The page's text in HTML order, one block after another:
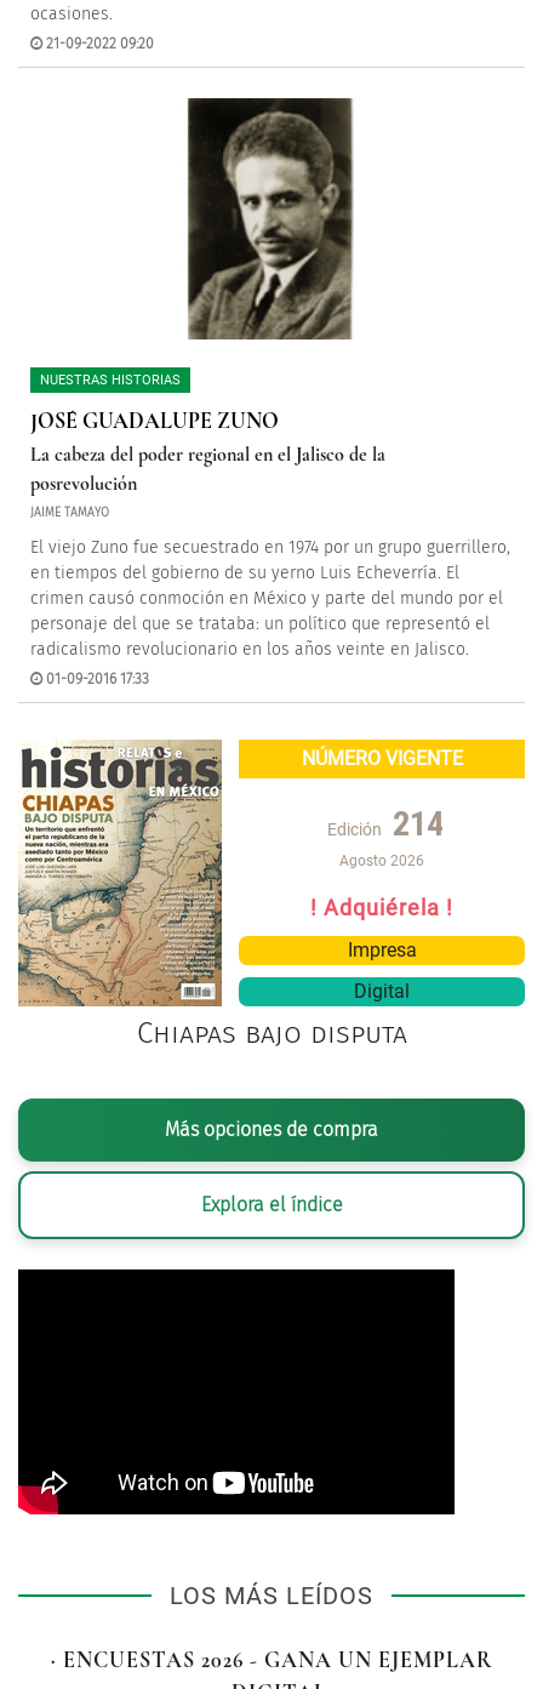
ocasiones.
21-09-2022 09:20
NUESTRAS HISTORIAS
JOSÉ GUADALUPE ZUNO
La cabeza del poder regional en el Jalisco de la
posrevolución
JAIME TAMAYO
El viejo Zuno fue secuestrado en 1974 por un grupo guerrillero,
en tiempos del gobierno de su yerno Luis Echeverría. El
crimen causó conmoción en México y parte del mundo por el
personaje del que se trataba: un político que representó el
radicalismo revolucionario en los años veinte en Jalisco.
01-09-2016 17:33
NÚMERO VIGENTE
Edición 214
Agosto 2026
! Adquiérela !
Impresa
Digital
Chiapas bajo disputa
Más opciones de compra
Explora el índice
LOS MÁS LEÍDOS
· ENCUESTAS 2026 - GANA UN EJEMPLAR